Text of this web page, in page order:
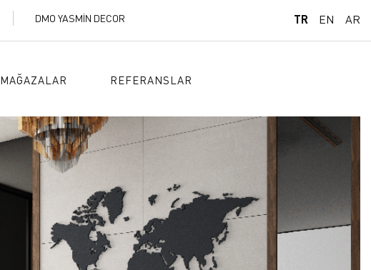
DMO YASMİN DECOR TR EN AR
MAĞAZALAR REFERANSLAR